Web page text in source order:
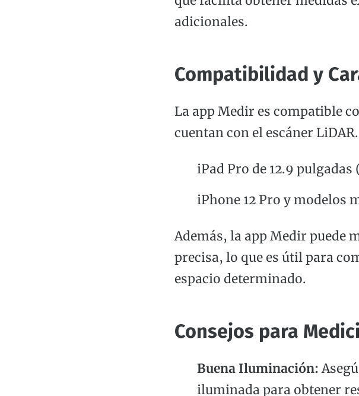
adicionales.
Compatibilidad y
La app Medir es compatible
cuentan con el escáner
iPad Pro de 12.9
iPhone 12 Pro y modelos
Además, la app Medir puede
precisa, lo que es útil para
espacio determinado.
Consejos para
Buena Iluminación:
iluminada para obtener